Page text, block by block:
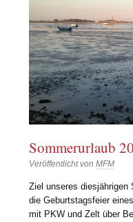
Sommerurlaub
Veröffentlicht vonMFM
Ziel unseres diesjährigen
die Geburtstagsfeier
mit PKW und Zelt über